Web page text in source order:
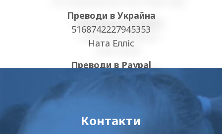
Преводи в Украйна
5168742227945353
Ната Елліс
Преводи в Paypal
PayPal.Me/ukrsupp
Контакти